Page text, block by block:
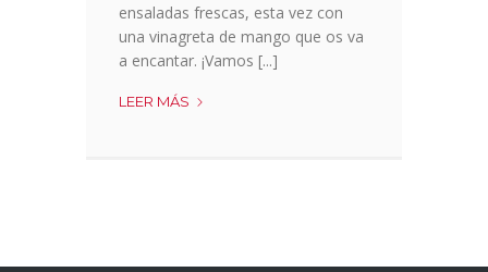
ensaladas frescas, esta vez con
una vinagreta de mango que os va
a encantar. ¡Vamos [...]
LEER MÁS